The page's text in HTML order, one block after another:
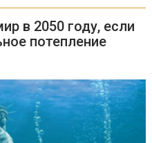
в 2050 году, если
потепление